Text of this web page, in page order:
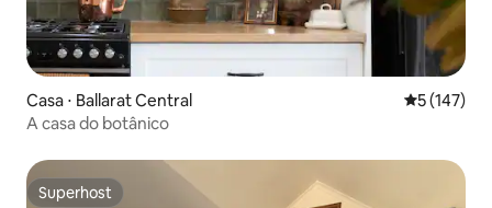
Casa ⋅ Ballarat Central 5 de uma
5 (147)
A casa do botânico
Superhost
Superhost